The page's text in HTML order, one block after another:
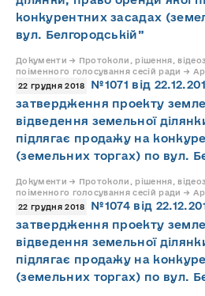
конкурентних засадах
вул. Белгородській”
Документи → Протоколи, рішення,
поіменного голосування сесій ради →
22 грудня 2018
№1071 від
затвердження проекту
відведення земельної
підлягає продажу на
(земельних торгах) по вул.
Документи → Протоколи, рішення,
поіменного голосування сесій ради →
22 грудня 2018
№1074 від
затвердження проекту
відведення земельної
підлягає продажу на
(земельних торгах) по вул.